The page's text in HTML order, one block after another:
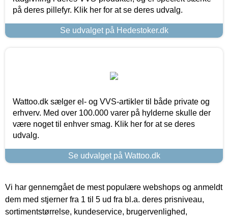
på deres pillefyr. Klik her for at se deres udvalg.
Se udvalget på Hedestoker.dk
Wattoo.dk sælger el- og VVS-artikler til både private og
erhverv. Med over 100.000 varer på hylderne skulle der
være noget til enhver smag. Klik her for at se deres
udvalg.
Se udvalget på Wattoo.dk
Vi har gennemgået de mest populære webshops og anmeldt
dem med stjerner fra 1 til 5 ud fra bl.a. deres prisniveau,
sortimentstørrelse, kundeservice, brugervenlighed,